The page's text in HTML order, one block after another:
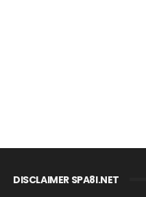
DISCLAIMER SPA8I.NET